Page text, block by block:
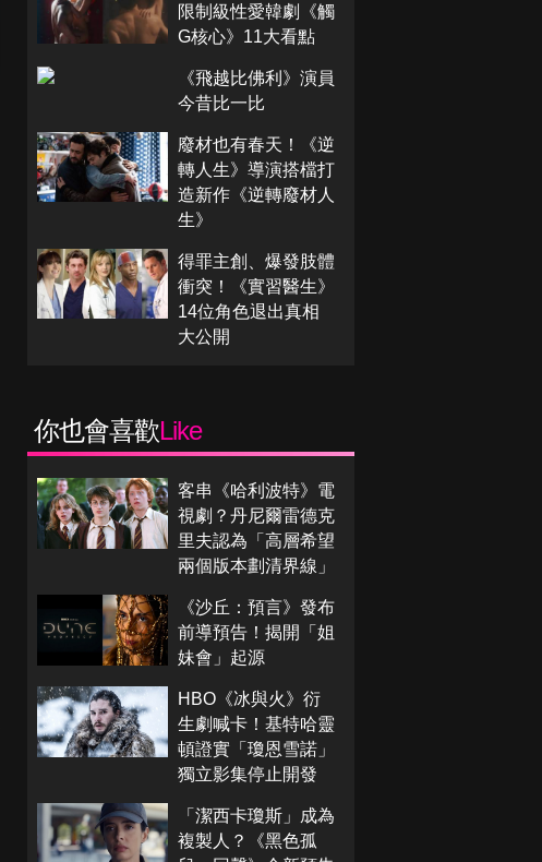
限制級性愛韓劇《觸
G核心》11大看點
《飛越比佛利》演員
今昔比一比
廢材也有春天！《逆
轉人生》導演搭檔打
造新作《逆轉廢材人
生》
得罪主創、爆發肢體
衝突！《實習醫生》
14位角色退出真相
大公開
你也會喜歡Like
客串《哈利波特》電
視劇？丹尼爾雷德克
里夫認為「高層希望
兩個版本劃清界線」
《沙丘：預言》發布
前導預告！揭開「姐
妹會」起源
HBO《冰與火》衍
生劇喊卡！基特哈靈
頓證實「瓊恩雪諾」
獨立影集停止開發
「潔西卡瓊斯」成為
複製人？《黑色孤